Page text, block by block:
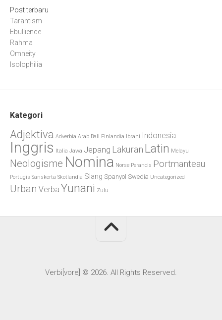
Post terbaru
Tarantism
Ebullience
Rahma
Omneity
Isolophilia
Kategori
Adjektiva Adverbia Arab Bali Finlandia Ibrani Indonesia
Inggris Italia Jawa Jepang Lakuran Latin Melayu
Neologisme Nomina Norse Perancis Portmanteau
Portugis Sanskerta Skotlandia Slang Spanyol Swedia Uncategorized
Urban Verba Yunani Zulu
Verbi[vore] © 2026. All Rights Reserved.